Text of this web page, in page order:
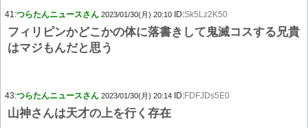
41:つらたんニュースさん 2023/01/30(月) 20:10 ID:Sk5Lz2K50
フィリピンかどこかの体に落書きして鬼滅コスする兄貴
はマジもんだと思う
43:つらたんニュースさん 2023/01/30(月) 20:14 ID:FDFJDs5E0
山神さんは天才の上を行く存在